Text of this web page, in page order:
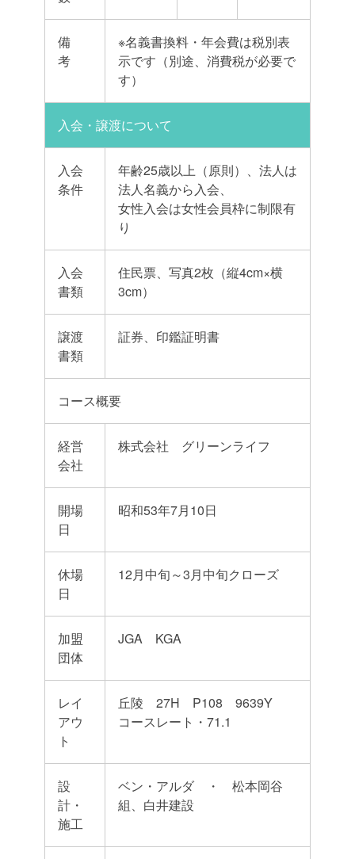
備
考
※名義書換料・年会費は税別表
示です（別途、消費税が必要で
す）
入会・譲渡について
入会
条件
年齢25歳以上（原則）、法人は
法人名義から入会、
女性入会は女性会員枠に制限有
り
入会
書類
住民票、写真2枚（縦4cm×横
3cm）
譲渡
書類
証券、印鑑証明書
コース概要
経営
会社
株式会社 グリーンライフ
開場
日
昭和53年7月10日
休場
日
12月中旬～3月中旬クローズ
加盟
団体
JGA KGA
レイ
アウ
ト
丘陵 27H P108 9639Y
コースレート・71.1
設
計・
施工
ベン・アルダ ・ 松本岡谷
組、白井建設